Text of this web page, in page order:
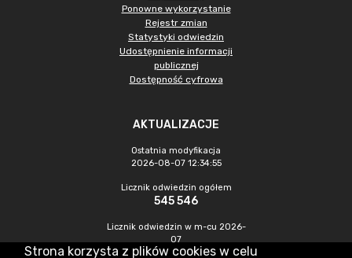
Ponowne wykorzystanie
Rejestr zmian
Statystyki odwiedzin
Udostępnienie informacji
publicznej
Dostępność cyfrowa
AKTUALIZACJE
Ostatnia modyfikacja
2026-08-07 12:34:55
Licznik odwiedzin ogółem
545 546
Licznik odwiedzin w m-cu 2026-
07
1 562
Strona korzysta z plików cookies w celu